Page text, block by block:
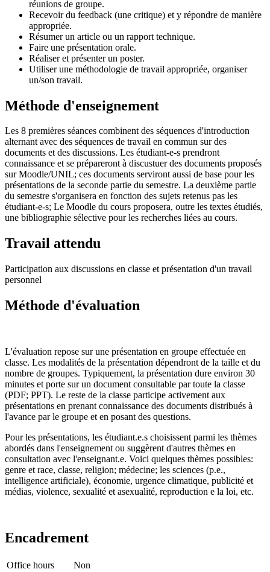
réunions de groupe.
Recevoir du feedback (une critique) et y répondre de manière
appropriée.
Résumer un article ou un rapport technique.
Faire une présentation orale.
Réaliser et présenter un poster.
Utiliser une méthodologie de travail appropriée, organiser
un/son travail.
Méthode d'enseignement
Les 8 premières séances combinent des séquences d'introduction
alternant avec des séquences de travail en commun sur des
documents et des discussions. Les étudiant-e-s prendront
connaissance et se prépareront à discustuer des documents proposés
sur Moodle/UNIL; ces documents serviront aussi de base pour les
présentations de la seconde partie du semestre. La deuxième partie
du semestre s'organisera en fonction des sujets retenus pas les
étudiant-e-s; Le Moodle du cours proposera, outre les textes étudiés,
une bibliographie sélective pour les recherches liées au cours.
Travail attendu
Participation aux discussions en classe et présentation d'un travail
personnel
Méthode d'évaluation
L'évaluation repose sur une présentation en groupe effectuée en
classe. Les modalités de la présentation dépendront de la taille et du
nombre de groupes. Typiquement, la présentation dure environ 30
minutes et porte sur un document consultable par toute la classe
(PDF; PPT). Le reste de la classe participe activement aux
présentations en prenant connaissance des documents distribués à
l'avance par le groupe et en posant des questions.
Pour les présentations, les étudiant.e.s choisissent parmi les thèmes
abordés dans l'enseignement ou suggèrent d'autres thèmes en
consultation avec l'enseignant.e. Voici quelques thèmes possibles:
genre et race, classe, religion; médecine; les sciences (p.e.,
intelligence artificiale), économie, urgence climatique, publicité et
médias, violence, sexualité et asexualité, reproduction e la loi, etc.
Encadrement
Office hours
Non